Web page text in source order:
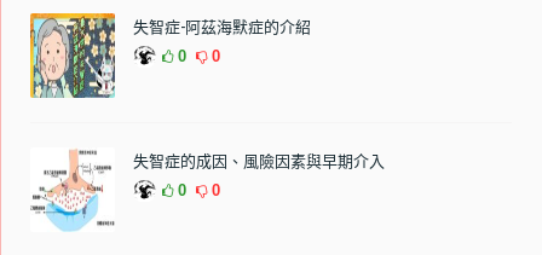
失智症-阿茲海默症的介紹
0 0
失智症的成因、風險因素與早期介入
0 0